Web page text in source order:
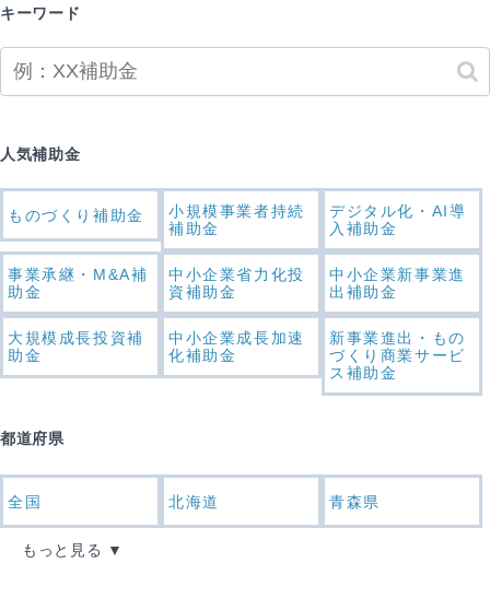
キーワード
人気補助金
ものづくり補助金
小規模事業者持続
補助金
デジタル化・AI導
入補助金
事業承継・M&A補
助金
中小企業省力化投
資補助金
中小企業新事業進
出補助金
大規模成長投資補
助金
中小企業成長加速
化補助金
新事業進出・もの
づくり商業サービ
ス補助金
都道府県
全国 北海道 青森県
もっと見る